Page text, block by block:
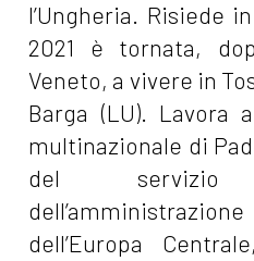
Novembre 2021
[12]
Vannini
l'acqua della vita
Ottobre 2021
l’Ungheria. Risiede
2021 è tornata,
Veneto, a vivere in
Barga (LU). Lavora
multinazionale di
del
dell’Europa